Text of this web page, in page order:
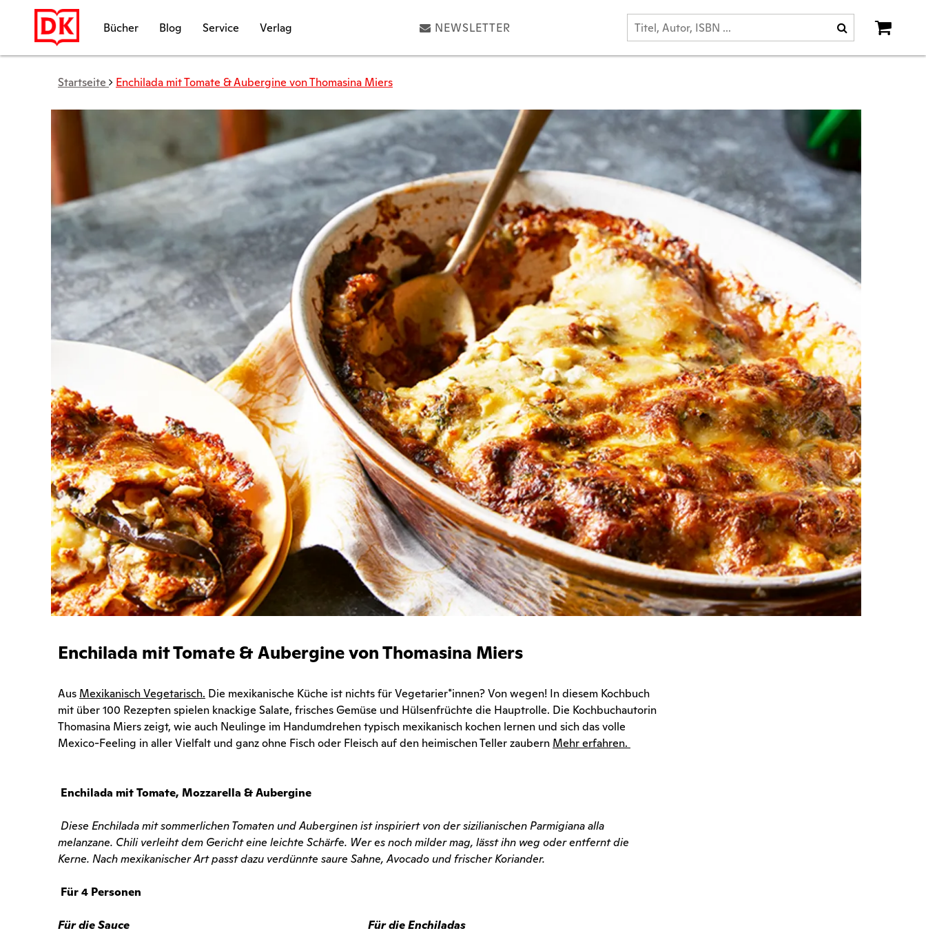
Bücher Blog Service Verlag NEWSLETTER
Startseite Enchilada mit Tomate & Aubergine von Thomasina Miers
Enchilada mit Tomate & Aubergine von Thomasina Miers
Aus Mexikanisch Vegetarisch. Die mexikanische Küche ist nichts für Vegetarier*innen? Von wegen! In diesem Kochbuch
mit über 100 Rezepten spielen knackige Salate, frisches Gemüse und Hülsenfrüchte die Hauptrolle. Die Kochbuchautorin
Thomasina Miers zeigt, wie auch Neulinge im Handumdrehen typisch mexikanisch kochen lernen und sich das volle
Mexico-Feeling in aller Vielfalt und ganz ohne Fisch oder Fleisch auf den heimischen Teller zaubern Mehr erfahren.
Enchilada mit Tomate, Mozzarella & Aubergine
Diese Enchilada mit sommerlichen Tomaten und Auberginen ist inspiriert von der sizilianischen Parmigiana alla
melanzane. Chili verleiht dem Gericht eine leichte Schärfe. Wer es noch milder mag, lässt ihn weg oder entfernt die
Kerne. Nach mexikanischer Art passt dazu verdünnte saure Sahne, Avocado und frischer Koriander.
Für 4 Personen
Für die Sauce ​​​​​Für die Enchiladas